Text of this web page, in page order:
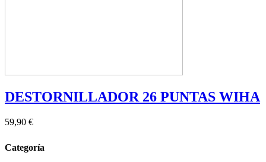
DESTORNILLADOR 26 PUNTAS WIHA
59,90 €
Categoría